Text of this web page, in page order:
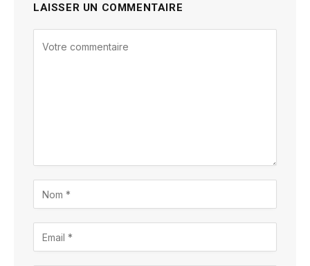
LAISSER UN COMMENTAIRE